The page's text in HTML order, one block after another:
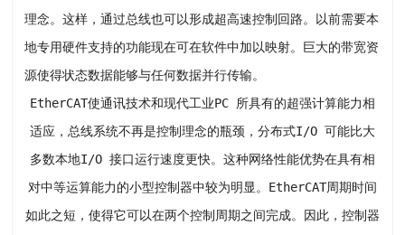
理念。这样，通过总线也可以形成超高速控制回路。以前需要本
地专用硬件支持的功能现在可在软件中加以映射。巨大的带宽资
源使得状态数据能够与任何数据并行传输。
EtherCAT使通讯技术和现代工业PC 所具有的超强计算能力相
适应，总线系统不再是控制理念的瓶颈，分布式I/O 可能比大
多数本地I/O 接口运行速度更快。这种网络性能优势在具有相
对中等运算能力的小型控制器中较为明显。EtherCAT周期时间
如此之短，使得它可以在两个控制周期之间完成。因此，控制器